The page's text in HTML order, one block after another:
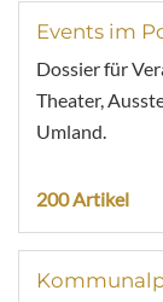
Events im
Dossier für
Theater,
Umland.
200 Artikel